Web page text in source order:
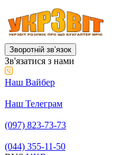
Зворотній звʼязок
Зв'язатися з нами
Наш Вайбер
Наш Телеграм
(097) 823-73-73
(044) 355-11-50